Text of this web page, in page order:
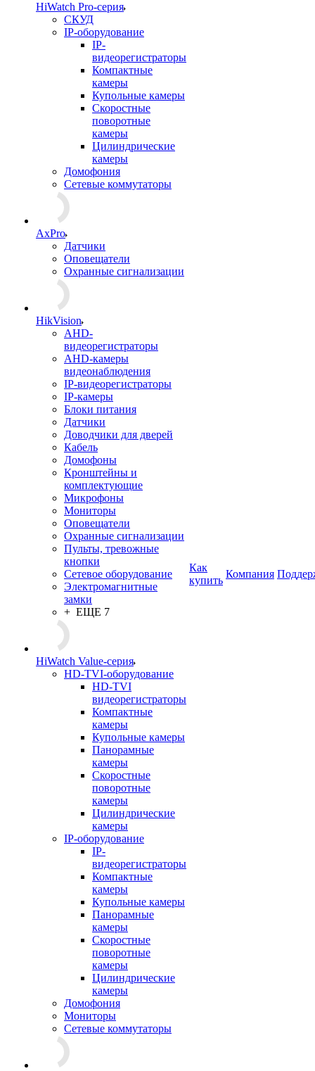
HiWatch Pro-серия
CКУД
IP-оборудование
IP-
видеорегистраторы
Компактные
камеры
Купольные камеры
Скоростные
поворотные
камеры
Цилиндрические
камеры
Домофония
Сетевые коммутаторы
AxPro
Датчики
Оповещатели
Охранные сигнализации
HikVision
AHD-
видеорегистраторы
AHD-камеры
видеонаблюдения
IP-видеорегистраторы
IP-камеры
Блоки питания
Датчики
Доводчики для дверей
Кабель
Домофоны
Кронштейны и
комплектующие
Микрофоны
Мониторы
Оповещатели
Охранные сигнализации
Пульты, тревожные
кнопки
Сетевое оборудование
Электромагнитные
замки
+ ЕЩЕ 7
HiWatch Value-серия
HD-TVI-оборудование
HD-TVI
видеорегистраторы
Компактные
камеры
Купольные камеры
Панорамные
камеры
Скоростные
поворотные
камеры
Цилиндрические
камеры
IP-оборудование
IP-
видеорегистраторы
Компактные
камеры
Купольные камеры
Панорамные
камеры
Скоростные
поворотные
камеры
Цилиндрические
камеры
Домофония
Мониторы
Сетевые коммутаторы
Как
купить
Компания